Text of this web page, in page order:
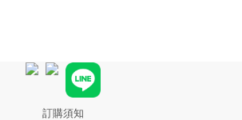
訂購須知